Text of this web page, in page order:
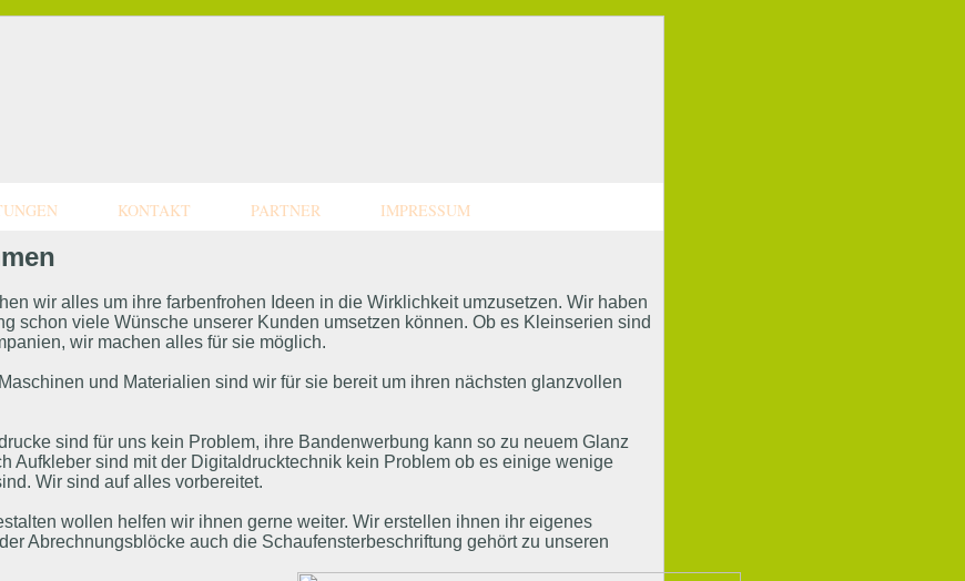
KONTAKT PARTNER IMPRESSUM
wir alles um ihre farbenfrohen Ideen in die Wirklichkeit umzusetzen. Wir haben
schon viele Wünsche unserer Kunden umsetzen können. Ob es Kleinserien sind
wir machen alles für sie möglich.
und Materialien sind wir für sie bereit um ihren nächsten glanzvollen
sind für uns kein Problem, ihre Bandenwerbung kann so zu neuem Glanz
Aufkleber sind mit der Digitaldrucktechnik kein Problem ob es einige wenige
Wir sind auf alles vorbereitet.
wollen helfen wir ihnen gerne weiter. Wir erstellen ihnen ihr eigenes
Abrechnungsblöcke auch die Schaufensterbeschriftung gehört zu unseren